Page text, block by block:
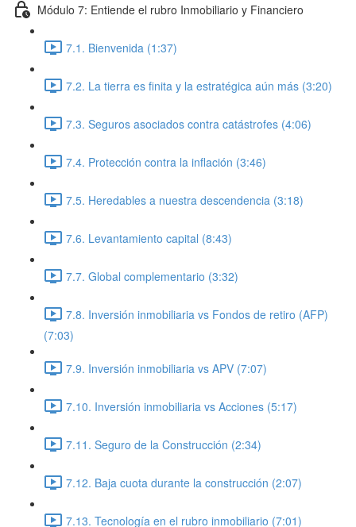
Módulo 7: Entiende el rubro Inmobiliario y Financiero
7.1. Bienvenida (1:37)
7.2. La tierra es finita y la estratégica aún más (3:20)
7.3. Seguros asociados contra catástrofes (4:06)
7.4. Protección contra la inflación (3:46)
7.5. Heredables a nuestra descendencia (3:18)
7.6. Levantamiento capital (8:43)
7.7. Global complementario (3:32)
7.8. Inversión inmobiliaria vs Fondos de retiro (AFP)
(7:03)
7.9. Inversión inmobiliaria vs APV (7:07)
7.10. Inversión inmobiliaria vs Acciones (5:17)
7.11. Seguro de la Construcción (2:34)
7.12. Baja cuota durante la construcción (2:07)
7.13. Tecnología en el rubro inmobiliario (7:01)